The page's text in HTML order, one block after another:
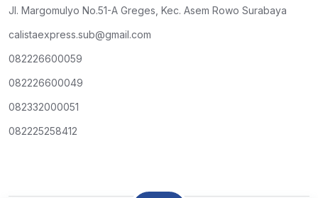
Jl. Margomulyo No.51-A Greges, Kec. Asem Rowo Surabaya
calistaexpress.sub@gmail.com
082226600059
082226600049
082332000051
082225258412